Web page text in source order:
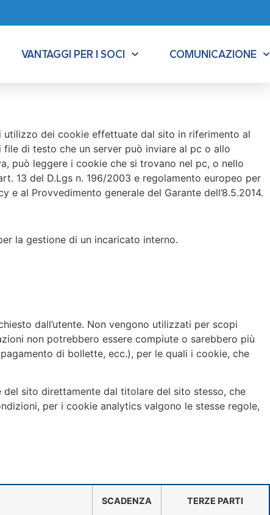
VANTAGGI PER I SOCI COMUNICAZIONE
dei cookie effettuate dal sito in riferimento al
di testo che un server può inviare al pc o allo
può leggere i cookie che si trovano nel pc, o nello
13 del D.Lgs n. 196/2003 e regolamento europeo per
al Provvedimento generale del Garante dell’8.5.2014.
la gestione di un incaricato interno.
dall’utente. Non vengono utilizzati per scopi
non potrebbero essere compiute o sarebbero più
di bollette, ecc.), per le quali i cookie, che
sito direttamente dal titolare del sito stesso, che
per i cookie analytics valgono le stesse regole,
SCADENZA TERZE PARTI